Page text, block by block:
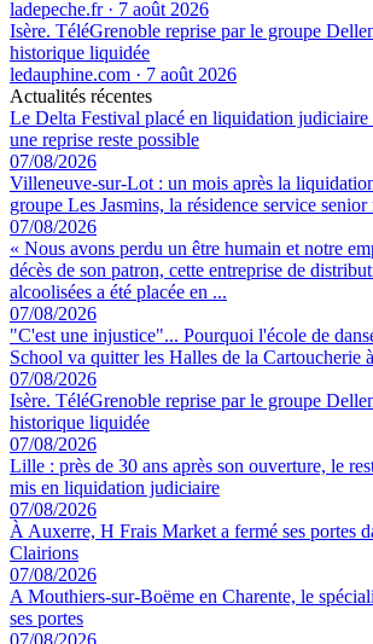
ladepeche.fr· 7 août 2026
Isère. TéléGrenoble reprise par le groupe
historique liquidée
ledauphine.com · 7 août 2026
Actualités récentes
Le Delta Festival placé en liquidation judiciaire
une reprise reste possible
07/08/2026
Villeneuve-sur-Lot : un mois après la
groupe Les Jasmins, la résidence service
07/08/2026
« Nous avons perdu un être humain et notre
décès de son patron, cette entreprise de
alcoolisées a été placée en ...
07/08/2026
"C'est une injustice"... Pourquoi l'école de
School va quitter les Halles de la Cartoucherie
07/08/2026
Isère. TéléGrenoble reprise par le groupe
historique liquidée
07/08/2026
Lille : près de 30 ans après son ouverture, le
mis en liquidation judiciaire
07/08/2026
À Auxerre, H Frais Market a fermé ses portes
Clairions
07/08/2026
A Mouthiers-sur-Boëme en Charente, le
ses portes
07/08/2026